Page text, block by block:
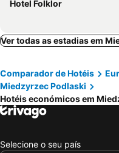
Hotel Folklor
Ver todas as estadias em
Comparador de Hotéis
Miedzyrzec Podlaski
Hotéis económicos em
Selecione o seu país